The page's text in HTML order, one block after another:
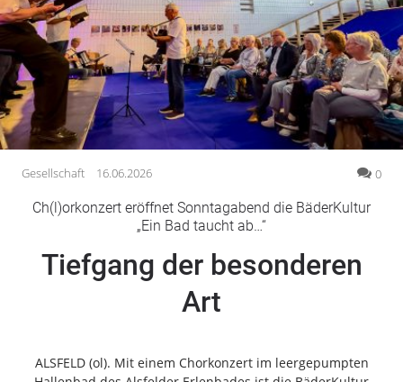
Gesundheit
Kultur
Lifestyle
Wirtschaft
Vogelsberg
Alsfeld
Lauterbach
Romrod
Homberg
Antrifttal
Gesellschaft 16.06.2026 0
Ch(l)orkonzert eröffnet Sonntagabend die BäderKultur
„Ein Bad taucht ab…“
Tiefgang der besonderen
Art
ALSFELD (ol). Mit einem Chorkonzert im leergepumpten